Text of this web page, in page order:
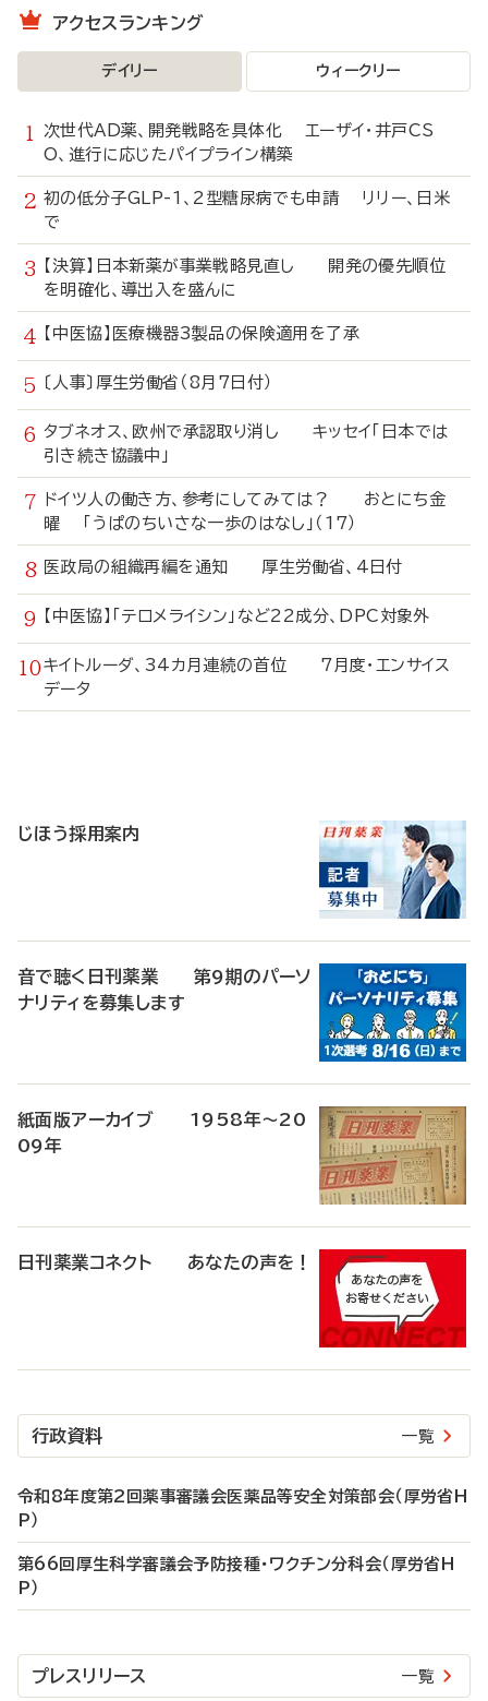
アクセスランキング
デイリー ウィークリー
次世代AD薬、開発戦略を具体化 エーザイ・井戸CS
O、進行に応じたパイプライン構築
初の低分子GLP-1、2型糖尿病でも申請 リリー、日米
で
【決算】日本新薬が事業戦略見直し 開発の優先順位
を明確化、導出入を盛んに
【中医協】医療機器3製品の保険適用を了承
〔人事〕厚生労働省（8月7日付）
タブネオス、欧州で承認取り消し キッセイ「日本では
引き続き協議中」
ドイツ人の働き方、参考にしてみては？ おとにち金
曜 「うぱのちいさな一歩のはなし」（17）
医政局の組織再編を通知 厚生労働省、4日付
【中医協】「テロメライシン」など22成分、DPC対象外
キイトルーダ、34カ月連続の首位 7月度・エンサイス
データ
じほう採用案内
音で聴く日刊薬業 第9期のパーソ
ナリティを募集します
紙面版アーカイブ 1958年～20
09年
日刊薬業コネクト あなたの声を！
行政資料 一覧
令和8年度第2回薬事審議会医薬品等安全対策部会（厚労省H
P）
第66回厚生科学審議会予防接種・ワクチン分科会（厚労省H
P）
プレスリリース 一覧